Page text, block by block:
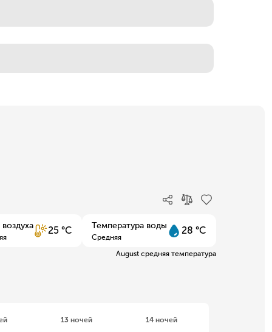
25 °C Температура воды
Средняя
28 °C
August средняя температура
13 ночей 14 ночей